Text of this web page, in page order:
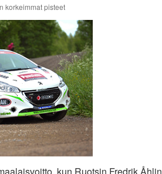
korkeimmat pisteet